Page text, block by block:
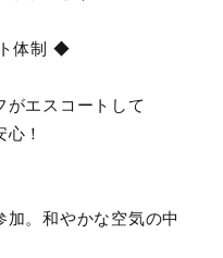
体制 ◆
がエスコートして
！
。和やかな空気の中